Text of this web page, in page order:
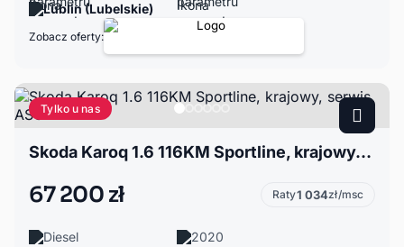
Lublin (Lubelskie)
Zobacz oferty:
Tylko u nas
Skoda Karoq 1.6 116KM Sportline, krajowy, serwis ASO
67 200 zł Raty1 034zł/msc
Diesel
2020